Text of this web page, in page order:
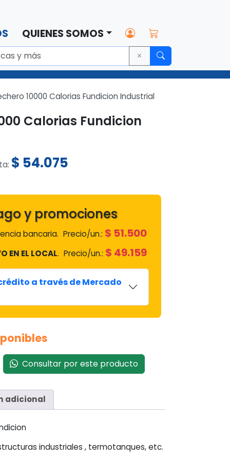
QUIENES SOMOS
10000 Calorias Fundicion Industrial
Calorias Fundicion
$ 54.075
y promociones
bancaria. Precio/un.: $ 51.500
EN EL LOCAL. Precio/un.: $ 49.159
a través de Mercado
Consultar por este producto
adicional
industriales , termotanques, etc.